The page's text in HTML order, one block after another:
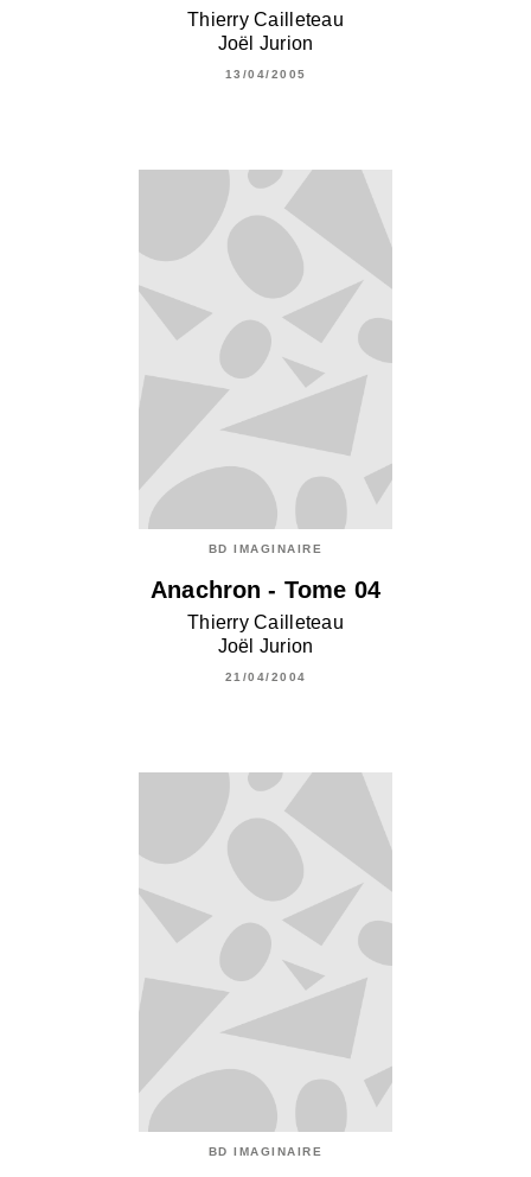
Thierry Cailleteau
Joël Jurion
13/04/2005
BD IMAGINAIRE
Anachron - Tome 04
Thierry Cailleteau
Joël Jurion
21/04/2004
BD IMAGINAIRE